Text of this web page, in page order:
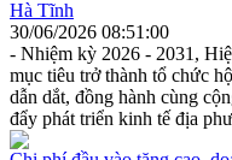
Hà Tĩnh
30/06/2026 08:51:00
- Nhiệm kỳ 2026 - 2031,
mục tiêu trở thành tổ chức
dẫn dắt, đồng hành cùng
đẩy phát triển kinh tế địa